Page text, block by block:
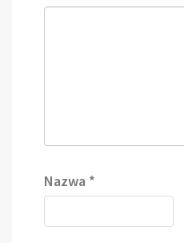
Nazwa *